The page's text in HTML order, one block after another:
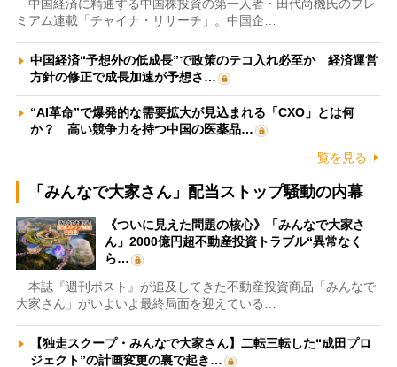
中国経済に精通する中国株投資の第一人者・田代尚機氏のプレ
ミアム連載「チャイナ・リサーチ」。中国企…
中国経済“予想外の低成長”で政策のテコ入れ必至か 経済運営
方針の修正で成長加速が予想さ…
“AI革命”で爆発的な需要拡大が見込まれる「CXO」とは何
か？ 高い競争力を持つ中国の医薬品…
一覧を見る
「みんなで大家さん」配当ストップ騒動の内幕
《ついに見えた問題の核心》「みんなで大家さ
ん」2000億円超不動産投資トラブル“異常なく
ら…
本誌『週刊ポスト』が追及してきた不動産投資商品「みんなで
大家さん」がいよいよ最終局面を迎えている…
【独走スクープ・みんなで大家さん】二転三転した“成田プロ
ジェクト”の計画変更の裏で起き…